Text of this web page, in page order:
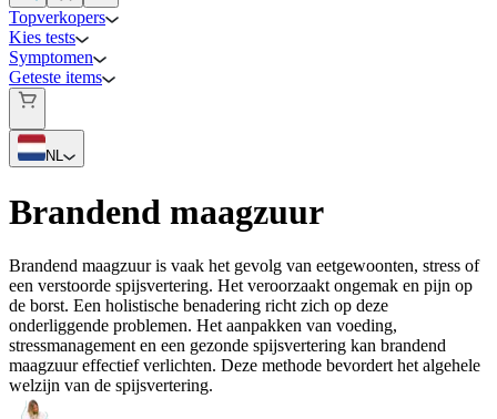
Topverkopers
Kies tests
Symptomen
Geteste items
NL
Brandend maagzuur
Brandend maagzuur is vaak het gevolg van eetgewoonten, stress of
een verstoorde spijsvertering. Het veroorzaakt ongemak en pijn op
de borst. Een holistische benadering richt zich op deze
onderliggende problemen. Het aanpakken van voeding,
stressmanagement en een gezonde spijsvertering kan brandend
maagzuur effectief verlichten. Deze methode bevordert het algehele
welzijn van de spijsvertering.